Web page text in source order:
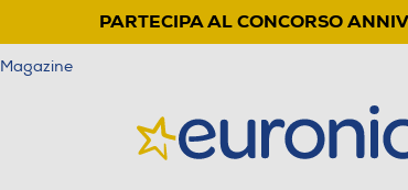
PARTECIPA AL CONCORSO
Magazine